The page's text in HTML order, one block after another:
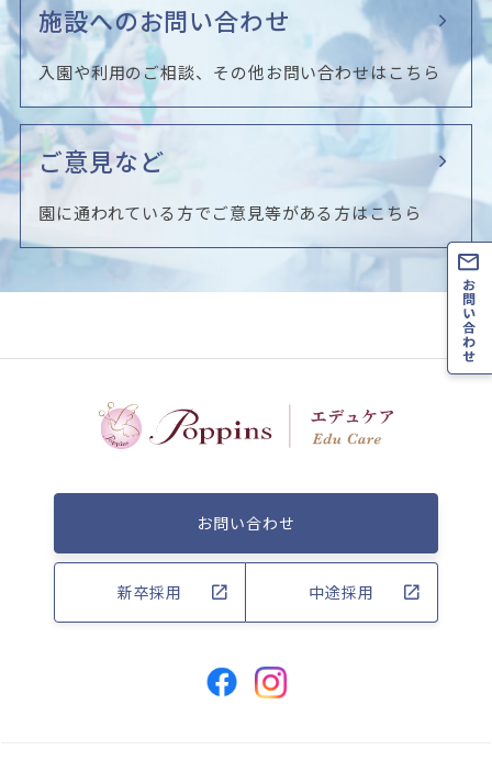
施設へのお問い合わせ
入園や利用のご相談、その他お問い合わせはこちら
ご意見など
園に通われている方でご意見等がある方はこちら
お問い合わせ
新卒採用 中途採用